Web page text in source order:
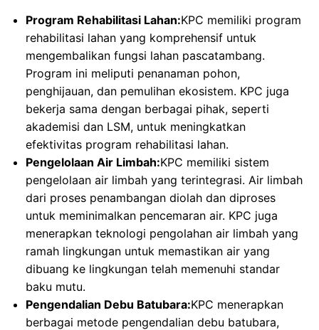
Program Rehabilitasi Lahan:KPC memiliki program
rehabilitasi lahan yang komprehensif untuk
mengembalikan fungsi lahan pascatambang.
Program ini meliputi penanaman pohon,
penghijauan, dan pemulihan ekosistem. KPC juga
bekerja sama dengan berbagai pihak, seperti
akademisi dan LSM, untuk meningkatkan
efektivitas program rehabilitasi lahan.
Pengelolaan Air Limbah:KPC memiliki sistem
pengelolaan air limbah yang terintegrasi. Air limbah
dari proses penambangan diolah dan diproses
untuk meminimalkan pencemaran air. KPC juga
menerapkan teknologi pengolahan air limbah yang
ramah lingkungan untuk memastikan air yang
dibuang ke lingkungan telah memenuhi standar
baku mutu.
Pengendalian Debu Batubara:KPC menerapkan
berbagai metode pengendalian debu batubara,